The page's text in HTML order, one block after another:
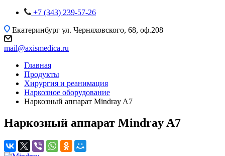
+7 (343) 239-57-26
Екатеринбург ул. Черняховского, 68, оф.208
mail@axismedica.ru
Главная
Продукты
Хирургия и реанимация
Наркозное оборудование
Наркозный аппарат Mindray A7
Наркозный аппарат Mindray A7